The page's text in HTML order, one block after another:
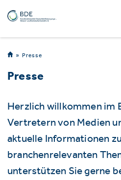
Presse
Presse
Herzlich willkommen im
Vertretern von Medien
aktuelle Informationen zu
branchenrelevanten
unterstützen Sie gerne